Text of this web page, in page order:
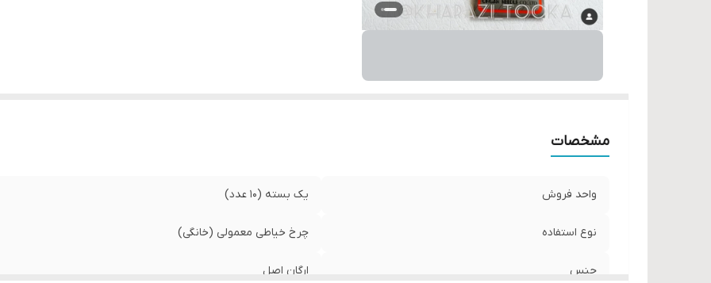
مشخصات
واحد فروش یک بسته (۱۰ عدد)
نوع استفاده چرخ خیاطی معمولی (خانگی)
جنس ارگان اصل